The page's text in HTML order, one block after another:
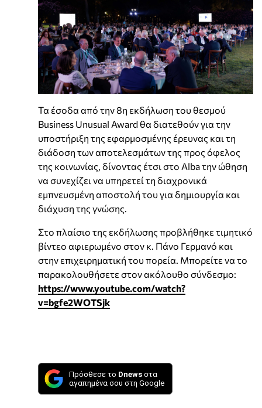
Τα έσοδα από την 8η εκδήλωση του θεσμού
Business Unusual Award θα διατεθούν για την
υποστήριξη της εφαρμοσμένης έρευνας και τη
διάδοση των αποτελεσμάτων της προς όφελος
της κοινωνίας, δίνοντας έτσι στο Alba την ώθηση
να συνεχίζει να υπηρετεί τη διαχρονικά
εμπνευσμένη αποστολή του για δημιουργία και
διάχυση της γνώσης.
Στο πλαίσιο της εκδήλωσης προβλήθηκε τιμητικό
βίντεο αφιερωμένο στον κ. Πάνο Γερμανό και
στην επιχειρηματική του πορεία. Μπορείτε να το
παρακολουθήσετε στον ακόλουθο σύνδεσμο:
https://www.youtube.com/watch?
v=bgfe2WOTSjk
Πρόσθεσε το Dnews στα
αγαπημένα σου στη Google